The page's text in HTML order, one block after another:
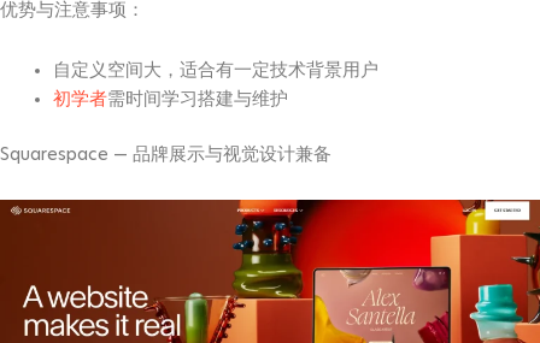
优势与注意事项：
自定义空间大，适合有一定技术背景用户
初学者需时间学习搭建与维护
Squarespace — 品牌展示与视觉设计兼备